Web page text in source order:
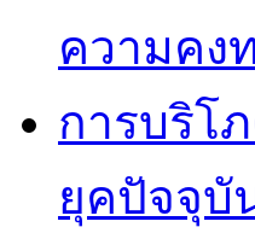
ความคง
การบริโ
ยุคปัจจุบั